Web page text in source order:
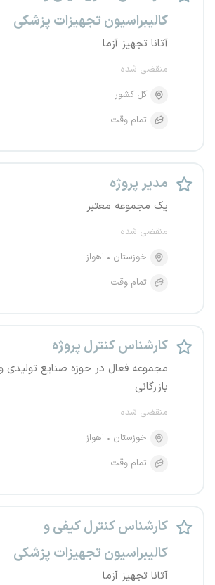
کالیبراسیون تجهیزات پزشکی
آتانا تجهیز آزما
منقضی شده
کل کشور
تمام وقت
مدیر پروژه
یک مجموعه معتبر
منقضی شده
خوزستان
اهواز
تمام وقت
کارشناس کنترل پروژه
مجموعه فعال در حوزه صنایع تولیدی و
بازرگانی
منقضی شده
خوزستان
اهواز
تمام وقت
کارشناس کنترل کیفی و
کالیبراسیون تجهیزات پزشکی
آتانا تجهیز آزما